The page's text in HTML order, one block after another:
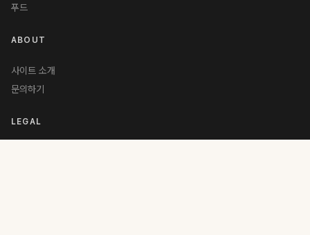
푸드
ABOUT
사이트 소개
문의하기
LEGAL